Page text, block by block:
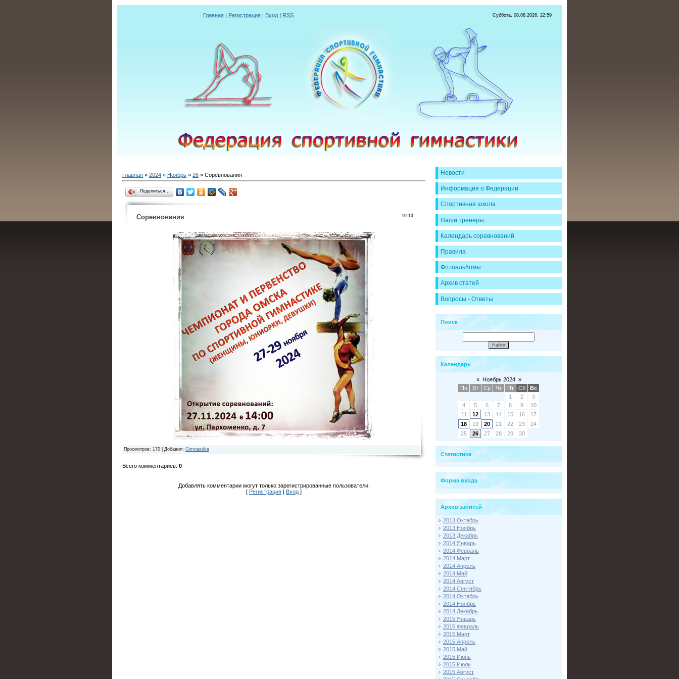
Главная | Регистрация | Вход | RSS Суббота, 08.08.2026, 22:59
Главная » 2024 » Ноябрь » 26 » Соревнования
Поделиться…
10:13
Соревнования
Просмотров: 170 | Добавил: Gimnastika
Всего комментариев: 0
Добавлять комментарии могут только зарегистрированные пользователи.
[ Регистрация | Вход ]
Новости
Информация о Федерации
Спортивная школа
Наши тренеры
Календарь соревнований
Правила
Фотоальбомы
Архив статей
Вопросы - Ответы
Поиск
Календарь
« Ноябрь 2024 »
Пн
Вт Ср Чт Пт Сб
Вс
1
2
3
4
5 6 7 8 9
10
11
12 13 14 15 16
17
18
19 20 21 22 23
24
25
26 27 28 29 30
Статистика
Форма входа
Архив записей
2013 Октябрь
2013 Ноябрь
2013 Декабрь
2014 Январь
2014 Февраль
2014 Март
2014 Апрель
2014 Май
2014 Август
2014 Сентябрь
2014 Октябрь
2014 Ноябрь
2014 Декабрь
2015 Январь
2015 Февраль
2015 Март
2015 Апрель
2015 Май
2015 Июнь
2015 Июль
2015 Август